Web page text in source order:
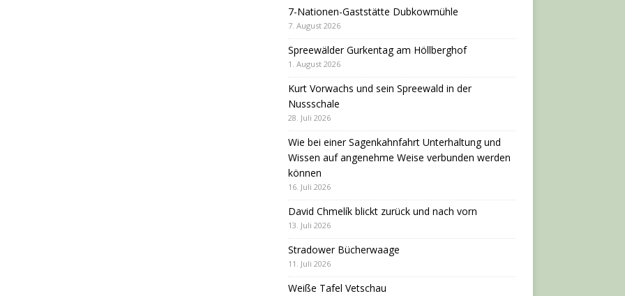
7-Nationen-Gaststätte Dubkowmühle
7. August 2026
Spreewälder Gurkentag am Höllberghof
1. August 2026
Kurt Vorwachs und sein Spreewald in der
Nussschale
28. Juli 2026
Wie bei einer Sagenkahnfahrt Unterhaltung und
Wissen auf angenehme Weise verbunden werden
können
16. Juli 2026
David Chmelík blickt zurück und nach vorn
13. Juli 2026
Stradower Bücherwaage
11. Juli 2026
Weiße Tafel Vetschau